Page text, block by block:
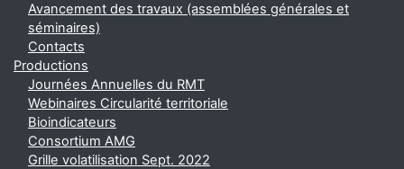
Avancement des travaux (assemblées générales et
séminaires)
Contacts
Productions
Journées Annuelles du RMT
Webinaires Circularité territoriale
Bioindicateurs
Consortium AMG
Grille volatilisation Sept. 2022